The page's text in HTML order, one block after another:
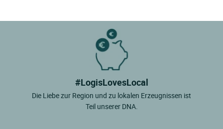
#LogisLovesLocal
Die Liebe zur Region und zu lokalen Erzeugnissen ist
Teil unserer DNA.